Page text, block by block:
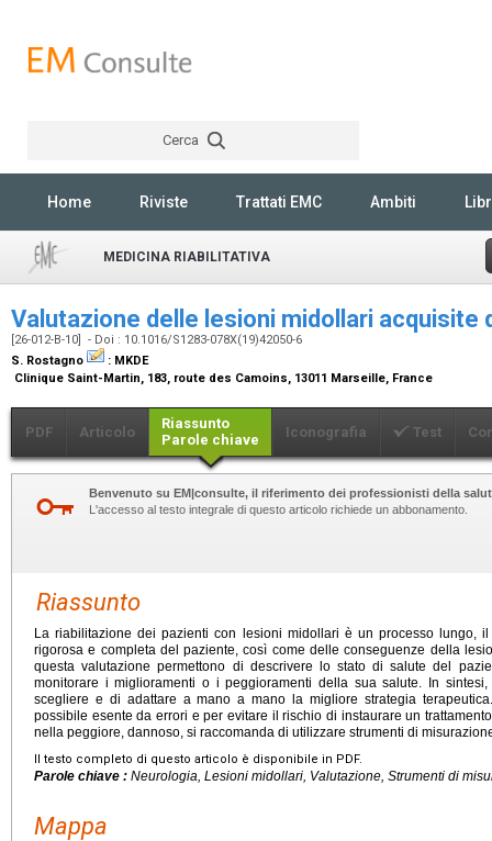
Cerca
Home Riviste Trattati EMC Ambiti
MEDICINA RIABILITATIVA
Valutazione delle lesioni midollari acquisite
[26-012-B-10] - Doi : 10.1016/S1283-078X(19)42050-6
S. Rostagno
: MKDE
Clinique Saint-Martin, 183, route des Camoins, 13011 Marseille, France
PDF Articolo
Riassunto
Parole chiave
Iconografia Test
Benvenuto su EM|consulte, il riferimento dei professionisti della
L'accesso al testo integrale di questo articolo richiede un abbonamento.
Riassunto
La riabilitazione dei pazienti con lesioni midollari è un processo lungo,
rigorosa e completa del paziente, così come delle conseguenze della
questa valutazione permettono di descrivere lo stato di salute del
monitorare i miglioramenti o i peggioramenti della sua salute. In
scegliere e di adattare a mano a mano la migliore strategia
possibile esente da errori e per evitare il rischio di instaurare un
nella peggiore, dannoso, si raccomanda di utilizzare strumenti di
Il testo completo di questo articolo è disponibile in PDF.
Parole chiave : Neurologia, Lesioni midollari, Valutazione, Strumenti di
Mappa